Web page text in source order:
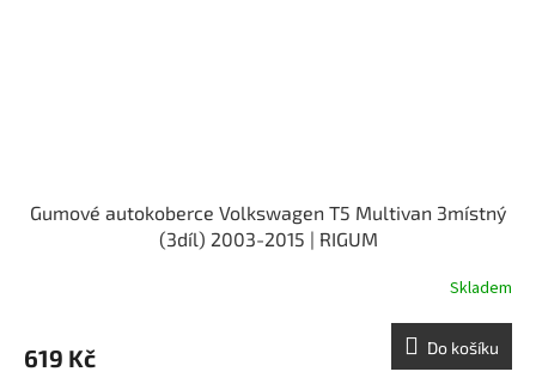
Gumové autokoberce Volkswagen T5 Multivan 3místný
(3díl) 2003-2015 | RIGUM
Skladem
619 Kč Do košíku